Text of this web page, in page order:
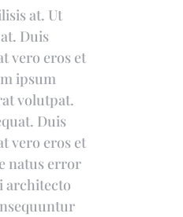
at. Ut
Duis
vero eros et
ipsum
volutpat.
Duis
vero eros et
natus error
architecto